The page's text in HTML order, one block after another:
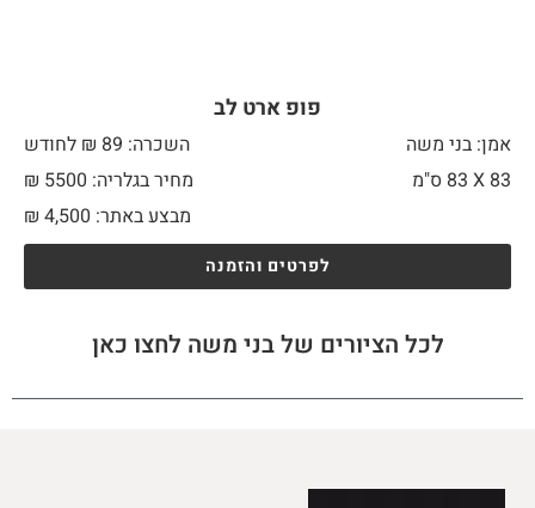
פופ ארט לב
אמן: בני משה
השכרה: 89 ₪ לחודש
83 X
מחיר בגלריה: 5500 ₪
מבצע באתר:
₪ 4,500
לפרטים והזמנה
לכל הציורים של בני משה לחצו כאן